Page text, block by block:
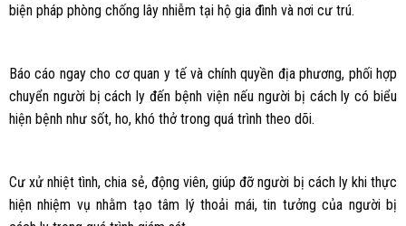
biện pháp phòng chống lây nhiễm tại hộ gia đình và nơi cư trú.
Báo cáo ngay cho cơ quan y tế và chính quyền địa phương, phối hợp
chuyển người bị cách ly đến bệnh viện nếu người bị cách ly có biểu
hiện bệnh như sốt, ho, khó thở trong quá trình theo dõi.
Cư xử nhiệt tình, chia sẻ, động viên, giúp đỡ người bị cách ly khi thực
hiện nhiệm vụ nhằm tạo tâm lý thoải mái, tin tưởng của người bị